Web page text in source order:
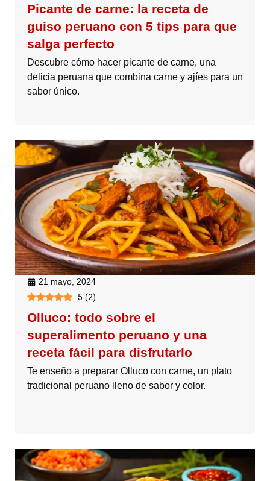
Picante de carne: la receta de
guiso peruano con 5 tips para que
salga perfecto
Descubre cómo hacer picante de carne, una
delicia peruana que combina carne y ajíes para un
sabor único.
21 mayo, 2024
5 (2)
Olluco: todo sobre el
superalimento peruano y una
receta fácil para disfrutarlo
Te enseño a preparar Olluco con carne, un plato
tradicional peruano lleno de sabor y color.